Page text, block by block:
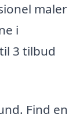
maler
i
3 tilbud
Find en